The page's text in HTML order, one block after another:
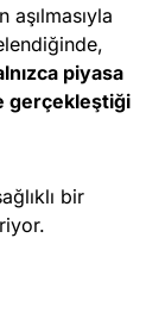
piyasa
gerçekleştiği
bir